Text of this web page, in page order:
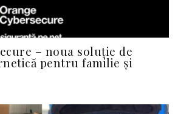
– noua soluție de
pentru familie și